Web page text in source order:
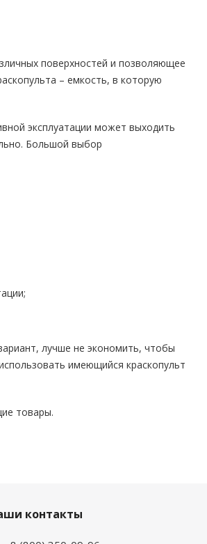
поверхностей и позволяющее
– емкость, в которую
эксплуатации может выходить
Большой выбор
лучше не экономить, чтобы
имеющийся краскопульт
товары.
контакты